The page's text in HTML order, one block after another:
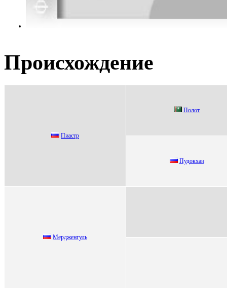
Происхождение
Пиacтp
Пoлoт
Пудoкхан
Меpдженгуль